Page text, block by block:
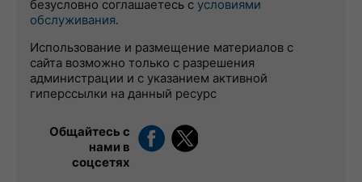
безусловно соглашаетесь с условиями
обслуживания.
Использование и размещение материалов с
сайта возможно только с разрешения
администрации и с указанием активной
гиперссылки на данный ресурс
Общайтесь с
нами в
соцсетях